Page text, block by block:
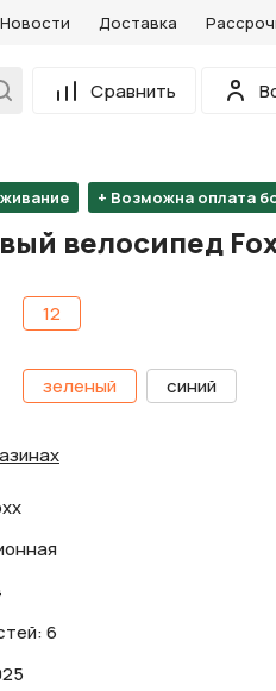
Новости Доставка
Сравнить
+ Возможна оплата
велосипед
12
зеленый синий
6